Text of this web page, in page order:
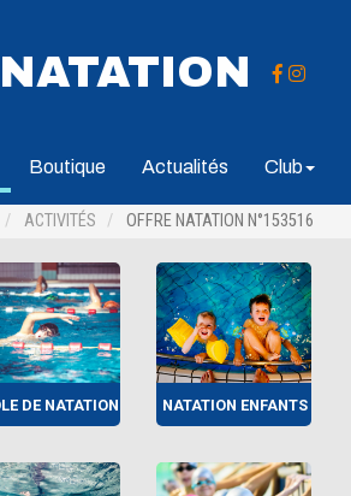
Boutique Actualités Club
ACTIVITÉS OFFRE NATATION N°153516
DE NATATION NATATION ENFANTS